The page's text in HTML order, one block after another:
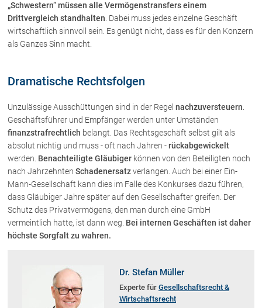
Publikationen
Vorarlberg Online
Fachliteratur
FAQ
Unternehmensnachfolge in der
Familie
Wichtige Vertragsklauseln bei Kauf-
und Übergabeverträgen
Check dein Recht/Erbrecht
Grundstückkauf
Checkliste: Immobilienertragssteuer
Checkliste: Mietvertrag
„Schwestern“ müssen alle Vermögenstransfers einem
Drittvergleich standhalten . Dabei muss jedes einzelne Geschäft
wirtschaftlich sinnvoll sein. Es genügt nicht, dass es für den Konzern
als Ganzes Sinn macht.
Dramatische Rechtsfolgen
Unzulässige Ausschüttungen sind in der Regel nachzuversteuern
Geschäftsführer und Empfänger werden unter Umständen
finanzstrafrechtlich belangt. Das Rechtsgeschäft selbst gilt als
absolut nichtig und muss - oft nach Jahren -rückabgewickelt
werden. Benachteiligte Gläubiger können von den Beteiligten noch
nach Jahrzehnten Schadenersatzverlangen. Auch bei einer Ein-
Mann-Gesellschaft kann dies im Falle des Konkurses dazu führen,
dass Gläubiger Jahre später auf den Gesellschafter greifen. Der
Schutz des Privatvermögens, den man durch eine GmbH
vermeintlich hatte, ist dann weg. Bei internen Geschäften ist daher
höchste Sorgfalt zu wahren.
Dr. Stefan Müller
Experte für Gesellschaftsrecht &
Wirtschaftsrecht